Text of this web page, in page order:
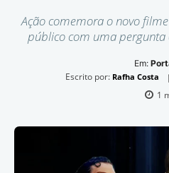
Ação comemora o novo
público com uma pergunta
Em:
Escrito por: Rafha Costa
1